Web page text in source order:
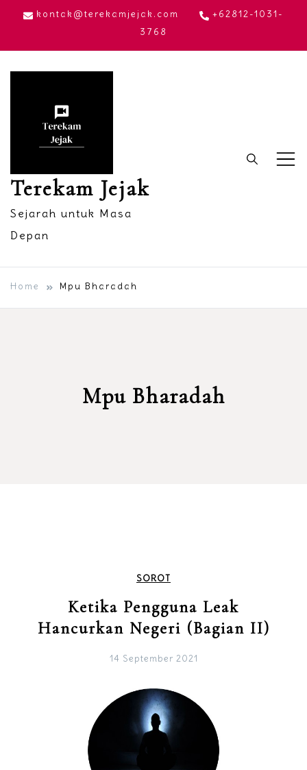
Skip
content
kontak@terekamjejak.com
+62812-1031-
3768
Terekam Jejak
Sejarah untuk Masa
Depan
Home Mpu Bharadah
Mpu Bharadah
SOROT
Ketika Pengguna Leak
Hancurkan Negeri (Bagian II)
14 September 2021